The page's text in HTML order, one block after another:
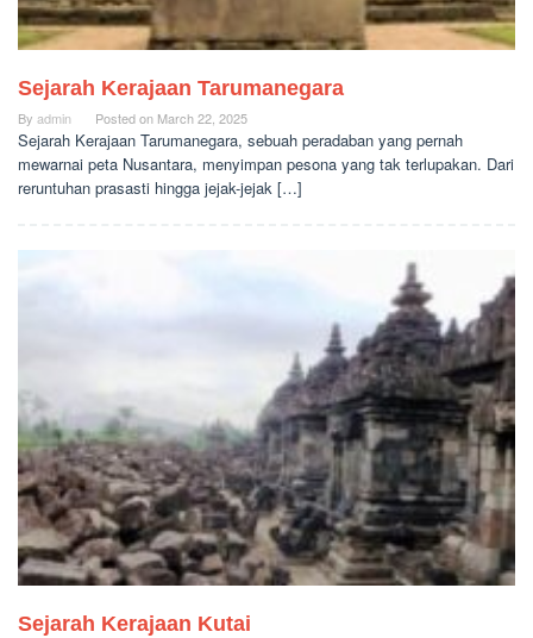
Sejarah Kerajaan Tarumanegara
By admin Posted on March 22, 2025
Sejarah Kerajaan Tarumanegara, sebuah peradaban yang pernah
mewarnai peta Nusantara, menyimpan pesona yang tak terlupakan. Dari
reruntuhan prasasti hingga jejak-jejak […]
Sejarah Kerajaan Kutai